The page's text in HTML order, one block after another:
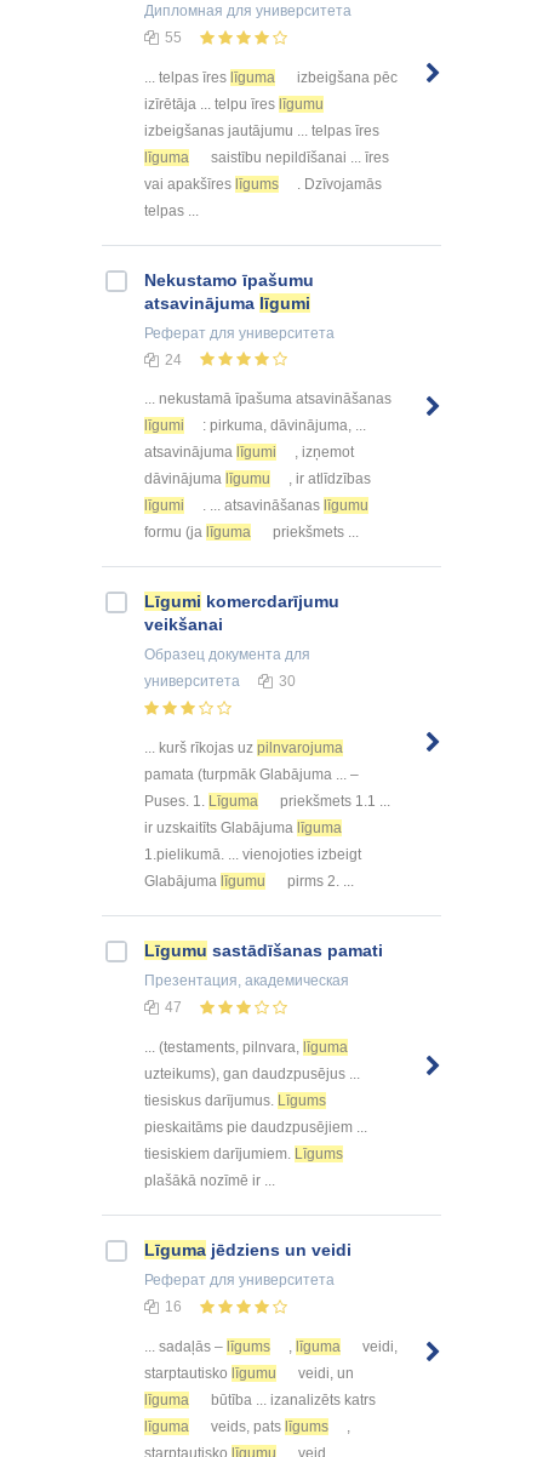
Дипломная для университета
55
... telpas īres līguma
izbeigšana pēc
izīrētāja ... telpu īres līgumu
izbeigšanas jautājumu ... telpas īres
līguma
saistību nepildīšanai ... īres
vai apakšīres līgums
. Dzīvojamās
telpas ...
Nekustamo īpašumu
atsavinājuma līgumi
Реферат для университета
24
... nekustamā īpašuma atsavināšanas
līgumi
: pirkuma, dāvinājuma, ...
atsavinājuma līgumi
, izņemot
dāvinājuma līgumu
, ir atlīdzības
līgumi
. ... atsavināšanas līgumu
formu (ja līguma priekšmets ...
Līgumi komercdarījumu
veikšanai
Образец документа для
университета
30
... kurš rīkojas uz pilnvarojuma
pamata (turpmāk Glabājuma ... –
Puses. 1. Līguma
priekšmets 1.1 ...
ir uzskaitīts Glabājuma līguma
1.pielikumā. ... vienojoties izbeigt
Glabājuma līgumu pirms 2. ...
Līgumu sastādīšanas pamati
Презентация, академическая
47
... (testaments, pilnvara, līguma
uzteikums), gan daudzpusējus ...
tiesiskus darījumus. Līgums
pieskaitāms pie daudzpusējiem ...
tiesiskiem darījumiem. Līgums
plašākā nozīmē ir ...
Līguma jēdziens un veidi
Реферат для университета
16
... sadaļās – līgums , līguma
veidi,
starptautisko līgumu
veidi, un
līguma
būtība ... izanalizēts katrs
līguma
veids, pats līgums
,
starptautisko līgumu veid ...